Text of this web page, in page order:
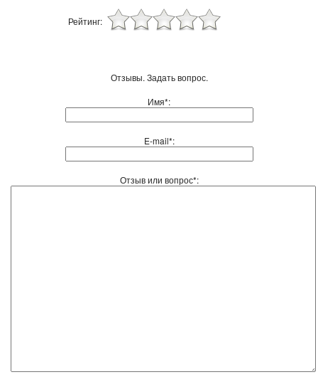
Рейтинг:
Отзывы. Задать вопрос.
Имя*:
E-mail*:
Отзыв или вопрос*: